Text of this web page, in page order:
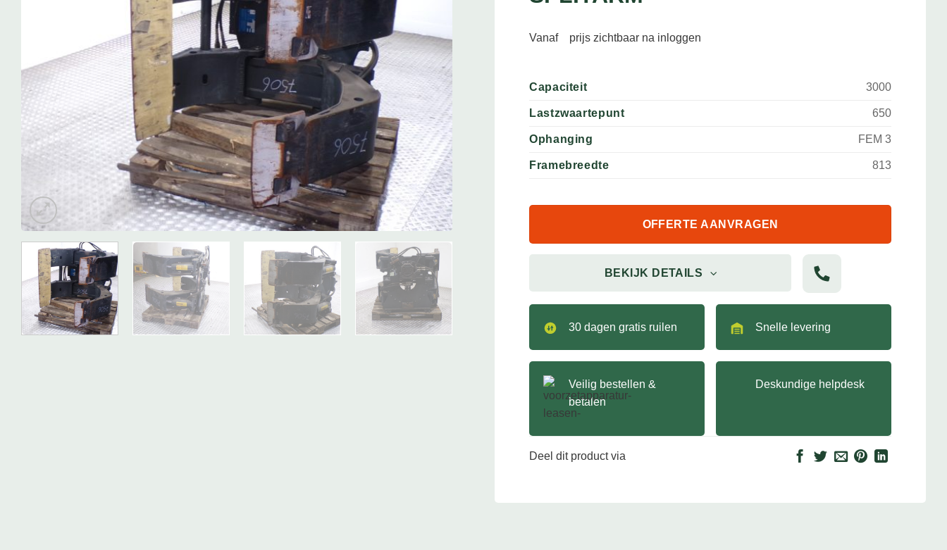
Vanaf prijs zichtbaar na inloggen
Capaciteit 3000
Lastzwaartepunt 650
Ophanging FEM 3
Framebreedte 813
OFFERTE AANVRAGEN
BEKIJK DETAILS
30 dagen gratis ruilen Snelle levering
Veilig bestellen &
betalen
Deskundige helpdesk
Deel dit product via